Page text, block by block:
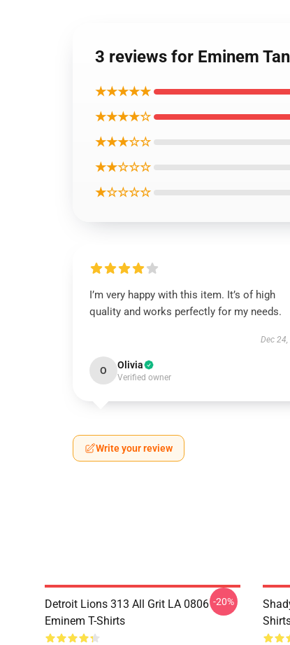
3 reviews for Eminem
★★★★★
★★★★☆
★★★☆☆
★★☆☆☆
★☆☆☆☆
I’m very happy with this item. It’s of high
quality and works perfectly for my needs.
Dec
O Olivia
Verified owner
Write your review
Detroit Lions 313 All Grit LA 0806
Eminem T-Shirts
-20%